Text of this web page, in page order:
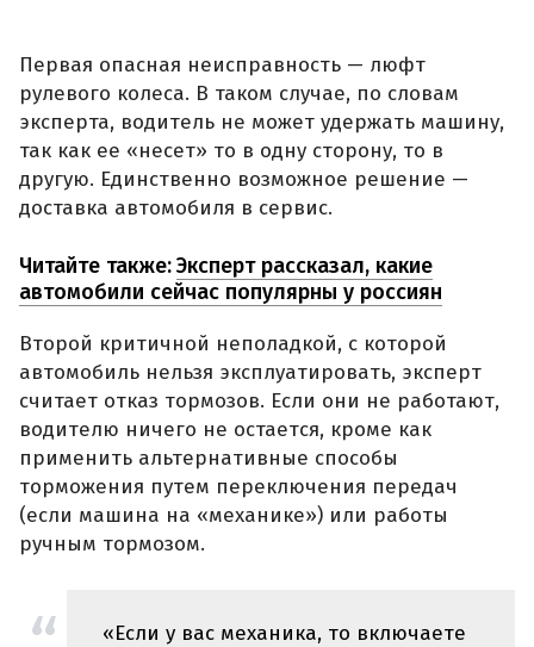
Первая опасная неисправность — люфт
рулевого колеса. В таком случае, по словам
эксперта, водитель не может удержать машину,
так как ее «несет» то в одну сторону, то в
другую. Единственно возможное решение —
доставка автомобиля в сервис.
Читайте также:Эксперт рассказал, какие
автомобили сейчас популярны у россиян
Второй критичной неполадкой, с которой
автомобиль нельзя эксплуатировать, эксперт
считает отказ тормозов. Если они не работают,
водителю ничего не остается, кроме как
применить альтернативные способы
торможения путем переключения передач
(если машина на «механике») или работы
ручным тормозом.
«Если у вас механика, то включаете